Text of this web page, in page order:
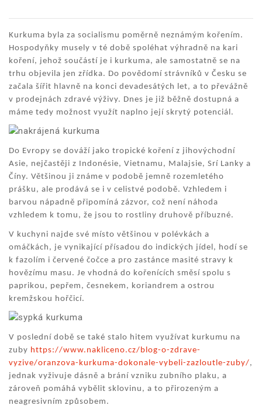
Kurkuma byla za socialismu poměrně neznámým kořením.
Hospodyňky musely v té době spoléhat výhradně na kari
koření, jehož součástí je i kurkuma, ale samostatně se na
trhu objevila jen zřídka. Do povědomí strávníků v Česku se
začala šířit hlavně na konci devadesátých let, a to převážně
v prodejnách zdravé výživy. Dnes je již běžně dostupná a
máme tedy možnost využít naplno její skrytý potenciál.
Do Evropy se dováží jako tropické koření z jihovýchodní
Asie, nejčastěji z Indonésie, Vietnamu, Malajsie, Srí Lanky a
Číny. Většinou ji známe v podobě jemně rozemletého
prášku, ale prodává se i v celistvé podobě. Vzhledem i
barvou nápadně připomíná zázvor, což není náhoda
vzhledem k tomu, že jsou to rostliny druhově příbuzné.
V kuchyni najde své místo většinou v polévkách a
omáčkách, je vynikající přísadou do indických jídel, hodí se
k fazolím i červené čočce a pro zastánce masité stravy k
hovězímu masu. Je vhodná do kořenících směsí spolu s
paprikou, pepřem, česnekem, koriandrem a ostrou
kremžskou hořčicí.
V poslední době se také stalo hitem využívat kurkumu na
zuby https://www.nakliceno.cz/blog-o-zdrave-
vyzive/oranzova-kurkuma-dokonale-vybeli-zazloutle-zuby/,
jednak vyživuje dásně a brání vzniku zubního plaku, a
zároveň pomáhá vybělit sklovinu, a to přirozeným a
neagresivním způsobem.